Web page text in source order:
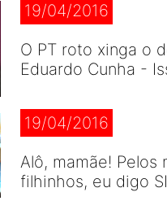
19/04/2016
O PT roto xinga o
Eduardo Cunha -
19/04/2016
Alô, mamãe! Pelos
filhinhos, eu digo